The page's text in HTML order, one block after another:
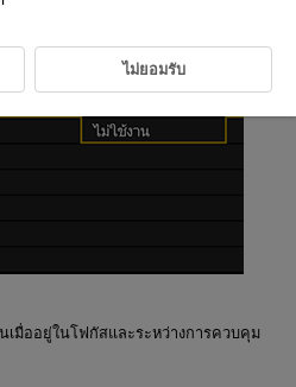
นเมื่ออยู่ในโฟกัสและระหว่างการควบคุม
ไม่ยอมรับ